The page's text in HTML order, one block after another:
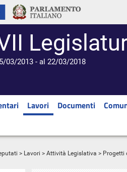
03/2013 - al 22/03/2018
Lavori Documenti
> Lavori > Attività Legislativa > Progetti